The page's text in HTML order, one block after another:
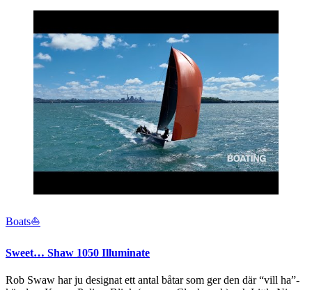
Boats⛵️
Sweet… Shaw 1050 Illuminate
Rob Swaw har ju designat ett antal båtar som ger den där “vill ha”-